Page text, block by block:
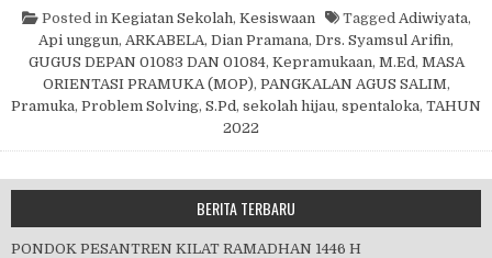
Posted in Kegiatan Sekolah, Kesiswaan Tagged Adiwiyata,
Api unggun, ARKABELA, Dian Pramana, Drs. Syamsul Arifin,
GUGUS DEPAN 01083 DAN 01084, Kepramukaan, M.Ed , MASA
ORIENTASI PRAMUKA (MOP), PANGKALAN AGUS SALIM,
Pramuka, Problem Solving, S.Pd , sekolah hijau, spentaloka, TAHUN
2022
BERITA TERBARU
PONDOK PESANTREN KILAT RAMADHAN 1446 H